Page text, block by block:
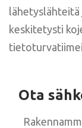
lähetyslähteitä
keskitetysti
Ota